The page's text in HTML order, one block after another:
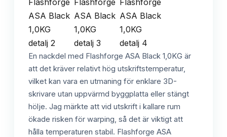
En nackdel med Flashforge ASA Black 1,0KG är
att det kräver relativt hög utskriftstemperatur,
vilket kan vara en utmaning för enklare 3D-
skrivare utan uppvärmd byggplatta eller stängt
hölje. Jag märkte att vid utskrift i kallare rum
ökade risken för warping, så det är viktigt att
hålla temperaturen stabil. Flashforge ASA